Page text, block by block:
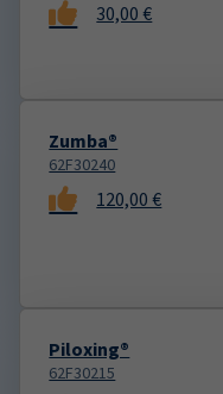
30,00 €
Zumba®
62F30240
120,00 €
Piloxing®
62F30215